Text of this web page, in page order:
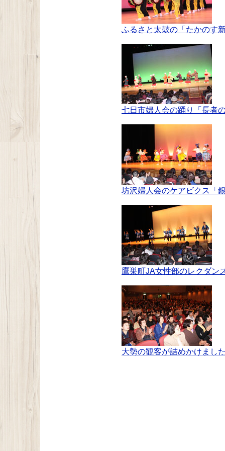
ふるさと太鼓の「たかのす新
七日市婦人会の踊り「長者の
坊沢婦人会のケアビクス「
鷹巣町JA女性部のレクダン
大勢の観客が詰めかけました